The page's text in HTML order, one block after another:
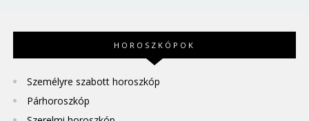
HOROSZKÓPOK
Személyre szabott horoszkóp
Párhoroszkóp